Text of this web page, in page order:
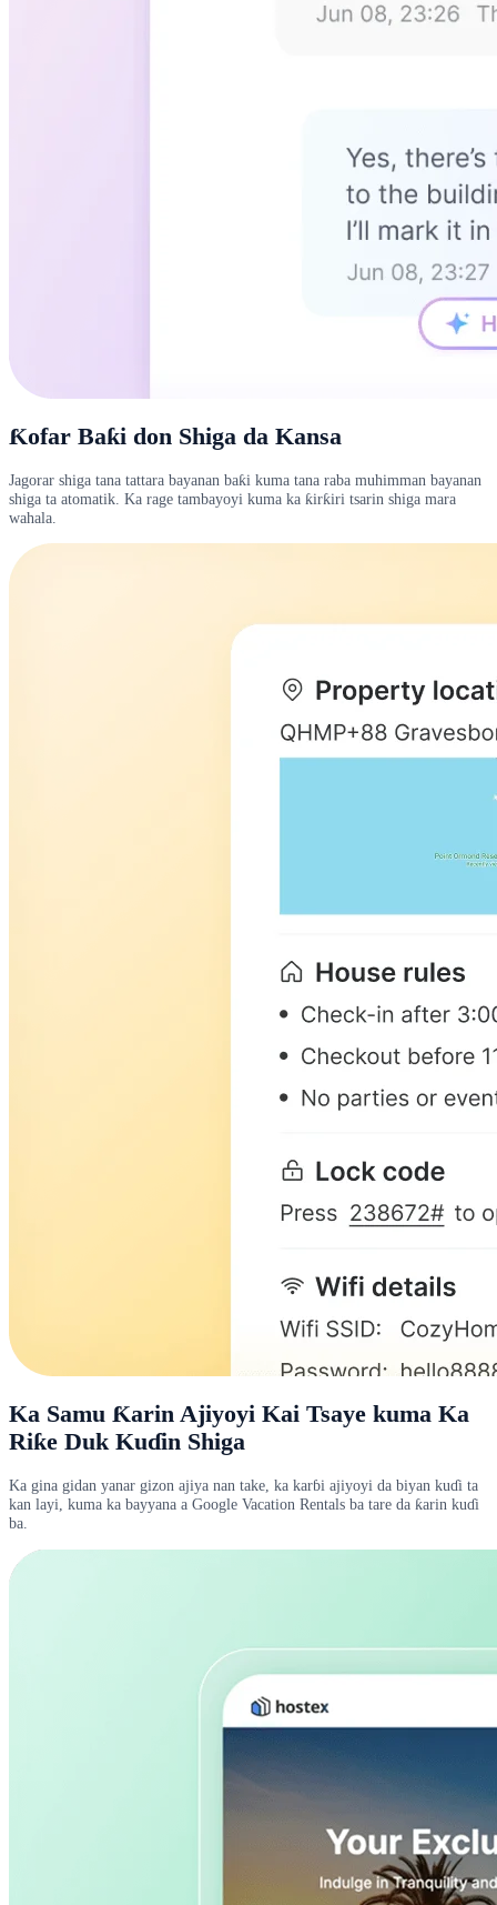
Ƙofar Baƙi don Shiga da Kansa
Jagorar shiga tana tattara bayanan baƙi kuma tana raba muhimman bayanan
shiga ta atomatik. Ka rage tambayoyi kuma ka ƙirƙiri tsarin shiga mara
wahala.
Ka Samu Ƙarin Ajiyoyi Kai Tsaye kuma Ka
Riƙe Duk Kuɗin Shiga
Ka gina gidan yanar gizon ajiya nan take, ka karɓi ajiyoyi da biyan kuɗi ta
kan layi, kuma ka bayyana a Google Vacation Rentals ba tare da ƙarin kuɗi
ba.